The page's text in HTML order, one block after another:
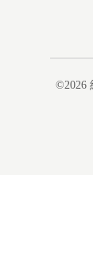
©2026